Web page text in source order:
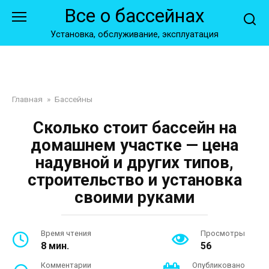
Все о бассейнах
Установка, обслуживание, эксплуатация
Главная » Бассейны
Сколько стоит бассейн на
домашнем участке — цена
надувной и других типов,
строительство и установка
своими руками
Время чтения
8 мин.
Просмотры
56
Комментарии Опубликовано